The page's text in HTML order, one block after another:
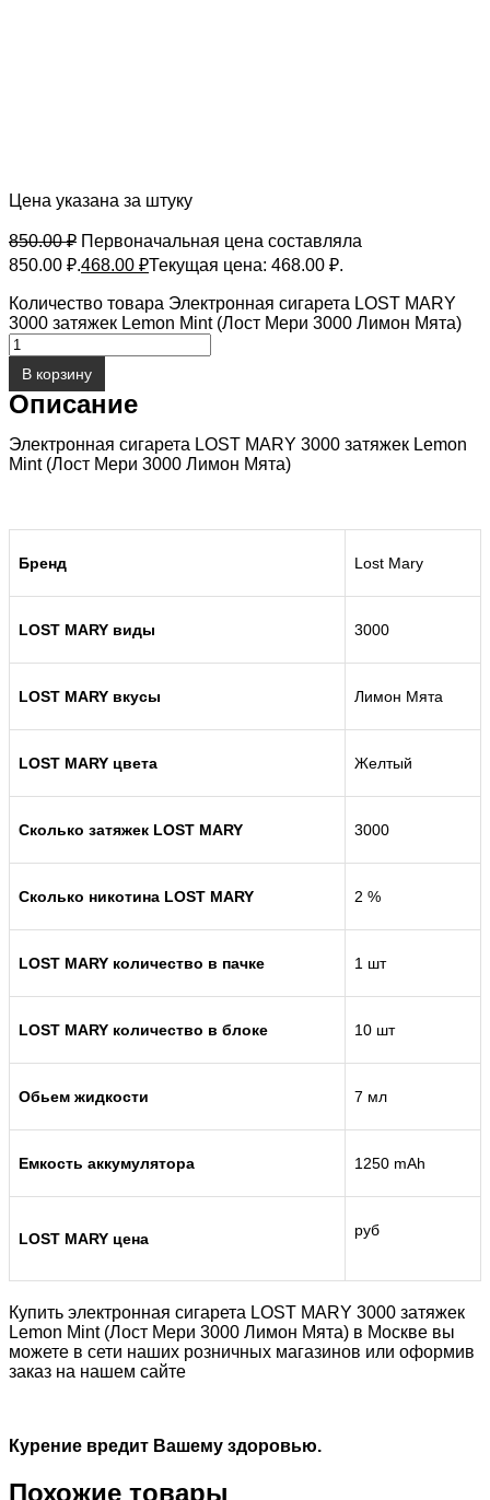
Цена указана за штуку
850.00₽ Первоначальная цена составляла
850.00 ₽.468.00 ₽Текущая цена: 468.00 ₽.
Количество товара Электронная сигарета LOST MARY
3000 затяжек Lemon Mint (Лост Мери 3000 Лимон Мята)
В корзину
Описание
Электронная сигарета LOST MARY 3000 затяжек Lemon
Mint (Лост Мери 3000 Лимон Мята)
Бренд Lost Mary
LOST MARY виды 3000
LOST MARY вкусы Лимон Мята
LOST MARY цвета Желтый
Сколько затяжек LOST MARY 3000
Сколько никотина LOST MARY 2 %
LOST MARY количество в пачке 1 шт
LOST MARY количество в блоке 10 шт
Обьем жидкости 7 мл
Емкость аккумулятора 1250 mAh
LOST MARY цена руб
Купить электронная сигарета LOST MARY 3000 затяжек
Lemon Mint (Лост Мери 3000 Лимон Мята) в Москве вы
можете в сети наших розничных магазинов или оформив
заказ на нашем сайте
Курение вредит Вашему здоровью.
Похожие товары